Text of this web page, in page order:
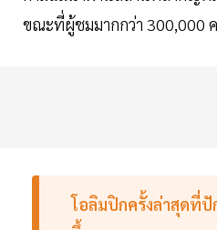
ขณะที่ผู้ชมมากกว่า 300,000
โอลิมปิกครั้งล่าสุดที่ปั